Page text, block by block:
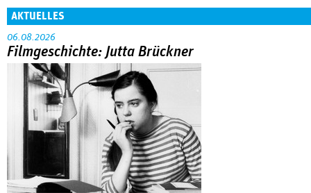
AKTUELLES
06.08.2026
Filmgeschichte: Jutta Brückner